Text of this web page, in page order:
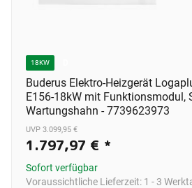
18KW
Buderus Elektro-Heizgerät
E156-18kW mit Funktionsmodul,
Wartungshahn - 7739623973
UVP 3.099,95 €
1.797,97 € *
Sofort verfügbar
Voraussichtliche Lieferzeit: 1 - 3